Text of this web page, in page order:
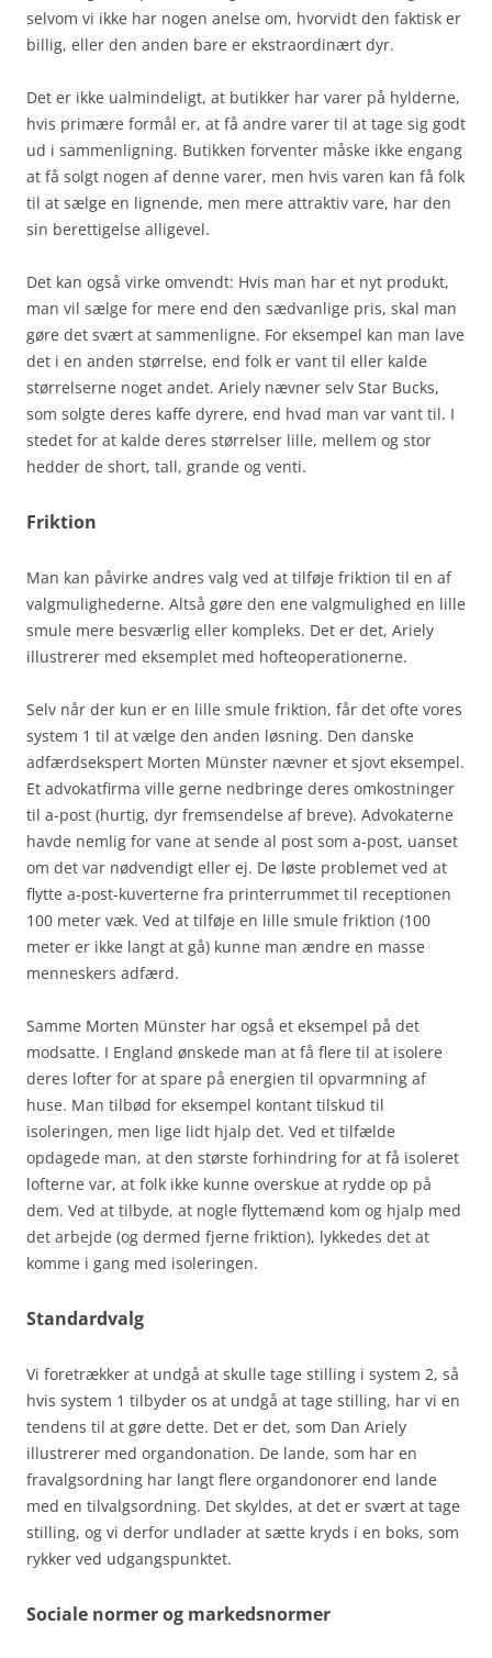
selvom vi ikke har nogen anelse om, hvorvidt den faktisk er
billig, eller den anden bare er ekstraordinært dyr.
Det er ikke ualmindeligt, at butikker har varer på hylderne,
hvis primære formål er, at få andre varer til at tage sig godt
ud i sammenligning. Butikken forventer måske ikke engang
at få solgt nogen af denne varer, men hvis varen kan få folk
til at sælge en lignende, men mere attraktiv vare, har den
sin berettigelse alligevel.
Det kan også virke omvendt: Hvis man har et nyt produkt,
man vil sælge for mere end den sædvanlige pris, skal man
gøre det svært at sammenligne. For eksempel kan man lave
det i en anden størrelse, end folk er vant til eller kalde
størrelserne noget andet. Ariely nævner selv Star Bucks,
som solgte deres kaffe dyrere, end hvad man var vant til. I
stedet for at kalde deres størrelser lille, mellem og stor
hedder de short, tall, grande og venti.
Friktion
Man kan påvirke andres valg ved at tilføje friktion til en af
valgmulighederne. Altså gøre den ene valgmulighed en lille
smule mere besværlig eller kompleks. Det er det, Ariely
illustrerer med eksemplet med hofteoperationerne.
Selv når der kun er en lille smule friktion, får det ofte vores
system 1 til at vælge den anden løsning. Den danske
adfærdsekspert Morten Münster nævner et sjovt eksempel.
Et advokatfirma ville gerne nedbringe deres omkostninger
til a-post (hurtig, dyr fremsendelse af breve). Advokaterne
havde nemlig for vane at sende al post som a-post, uanset
om det var nødvendigt eller ej. De løste problemet ved at
flytte a-post-kuverterne fra printerrummet til receptionen
100 meter væk. Ved at tilføje en lille smule friktion (100
meter er ikke langt at gå) kunne man ændre en masse
menneskers adfærd.
Samme Morten Münster har også et eksempel på det
modsatte. I England ønskede man at få flere til at isolere
deres lofter for at spare på energien til opvarmning af
huse. Man tilbød for eksempel kontant tilskud til
isoleringen, men lige lidt hjalp det. Ved et tilfælde
opdagede man, at den største forhindring for at få isoleret
lofterne var, at folk ikke kunne overskue at rydde op på
dem. Ved at tilbyde, at nogle flyttemænd kom og hjalp med
det arbejde (og dermed fjerne friktion), lykkedes det at
komme i gang med isoleringen.
Standardvalg
Vi foretrækker at undgå at skulle tage stilling i system 2, så
hvis system 1 tilbyder os at undgå at tage stilling, har vi en
tendens til at gøre dette. Det er det, som Dan Ariely
illustrerer med organdonation. De lande, som har en
fravalgsordning har langt flere organdonorer end lande
med en tilvalgsordning. Det skyldes, at det er svært at tage
stilling, og vi derfor undlader at sætte kryds i en boks, som
rykker ved udgangspunktet.
Sociale normer og markedsnormer